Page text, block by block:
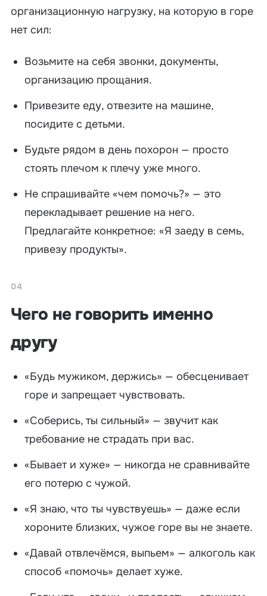
организационную нагрузку, на которую в горе
нет сил:
Возьмите на себя звонки, документы,
организацию прощания.
Привезите еду, отвезите на машине,
посидите с детьми.
Будьте рядом в день похорон — просто
стоять плечом к плечу уже много.
Не спрашивайте «чем помочь?» — это
перекладывает решение на него.
Предлагайте конкретное: «Я заеду в семь,
привезу продукты».
04
Чего не говорить именно
другу
«Будь мужиком, держись» — обесценивает
горе и запрещает чувствовать.
«Соберись, ты сильный» — звучит как
требование не страдать при вас.
«Бывает и хуже» — никогда не сравнивайте
его потерю с чужой.
«Я знаю, что ты чувствуешь» — даже если
хороните близких, чужое горе вы не знаете.
«Давай отвлечёмся, выпьем» — алкоголь как
способ «помочь» делает хуже.